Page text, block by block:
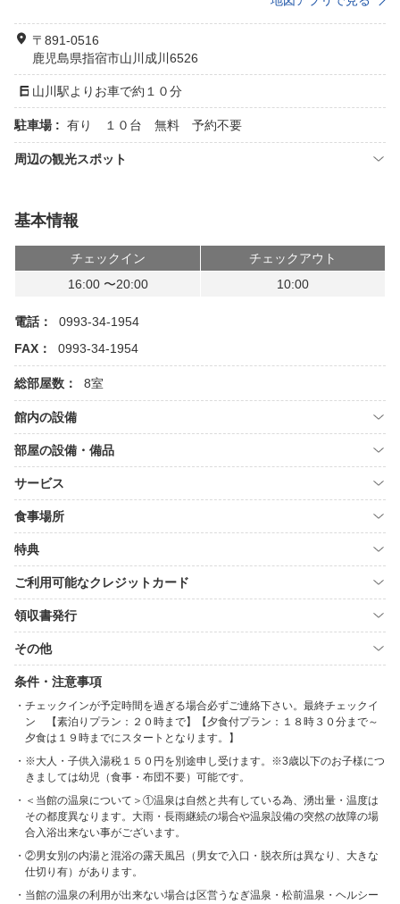
〒891-0516
鹿児島県指宿市山川成川6526
山川駅よりお車で約１０分
駐車場 : 有り １０台 無料 予約不要
周辺の観光スポット
基本情報
チェックイン
チェックアウト
16:00 〜20:00
10:00
電話：
0993-34-1954
FAX：
0993-34-1954
総部屋数： 8室
館内の設備
部屋の設備・備品
サービス
食事場所
特典
ご利用可能なクレジットカード
領収書発行
その他
条件・注意事項
チェックインが予定時間を過ぎる場合必ずご連絡下さい。最終チェックイ
ン 【素泊りプラン：２０時まで】【夕食付プラン：１８時３０分まで～
夕食は１９時までにスタートとなります。】
※大人・子供入湯税１５０円を別途申し受けます。※3歳以下のお子様につ
きましては幼児（食事・布団不要）可能です。
＜当館の温泉について＞①温泉は自然と共有している為、湧出量・温度は
その都度異なります。大雨・長雨継続の場合や温泉設備の突然の故障の場
合入浴出来ない事がございます。
②男女別の内湯と混浴の露天風呂（男女で入口・脱衣所は異なり、大きな
仕切り有）があります。
当館の温泉の利用が出来ない場合は区営うなぎ温泉・松前温泉・ヘルシー